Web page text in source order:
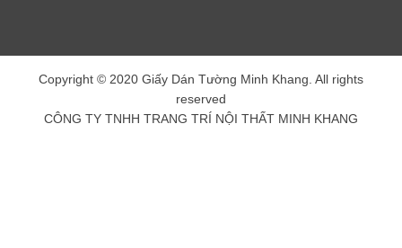
Copyright © 2020 Giấy Dán Tường Minh Khang. All rights
reserved
CÔNG TY TNHH TRANG TRÍ NỘI THẤT MINH KHANG